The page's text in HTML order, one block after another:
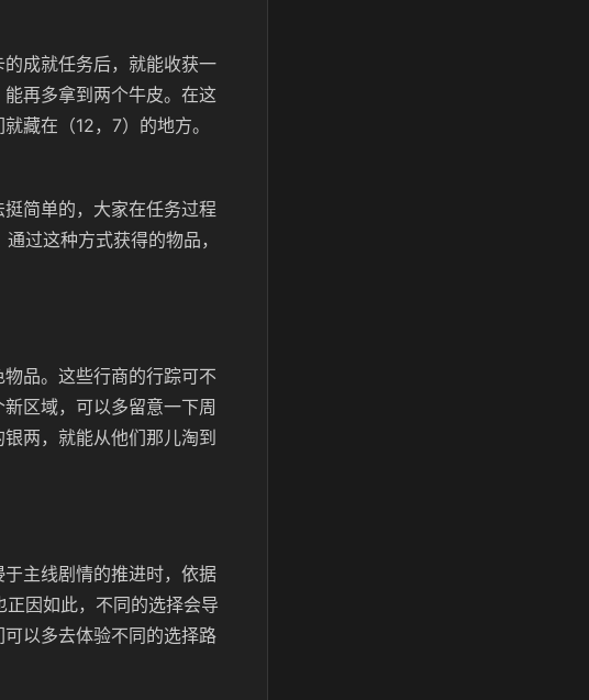
成就任务后，就能收获一
再多拿到两个牛皮。在这
藏在（12，7）的地方。
简单的，大家在任务过程
过这种方式获得的物品，
品。这些行商的行踪可不
区域，可以多留意一下周
两，就能从他们那儿淘到
主线剧情的推进时，依据
因如此，不同的选择会导
以多去体验不同的选择路